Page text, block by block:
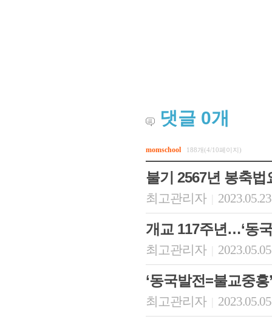
댓글 0개
momschool 188개(4/10페이지)
불기 2567년 봉축법
최고관리자
개교 117주년…‘동
최고관리자
‘동국발전=불교중
최고관리자